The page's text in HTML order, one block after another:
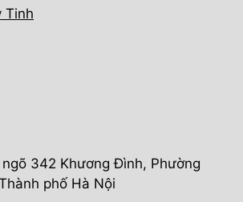
Tinh
342 Khương Đình, Phường
phố Hà Nội